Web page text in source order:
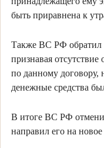
быть приравнена к
Также ВС РФ обратил
признавая отсутствие
по данному договору,
денежные средства
В итоге ВС РФ
направил его на